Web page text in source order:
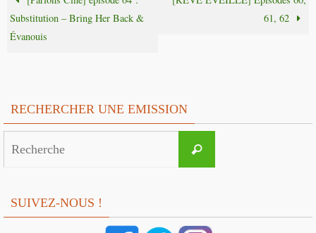
Substitution – Bring Her Back &
Évanouis
61, 62
RECHERCHER UNE EMISSION
Recherche
SUIVEZ-NOUS !